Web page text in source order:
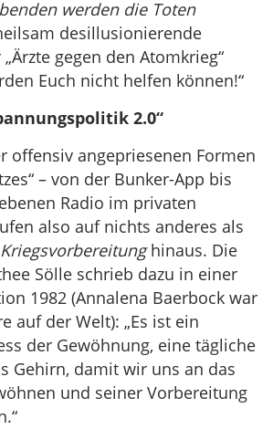
werden die Toten
desillusionierende
gegen den Atomkrieg“
Euch nicht helfen können!“
2.0“
offensiv angepriesenen Formen
– von der Bunker-App bis
Radio im privaten
also auf nichts anderes als
hinaus. Die
Sölle schrieb dazu in einer
1982 (Annalena Baerbock war
auf der Welt): „Es ist ein
der Gewöhnung, eine tägliche
Gehirn, damit wir uns an das
und seiner Vorbereitung